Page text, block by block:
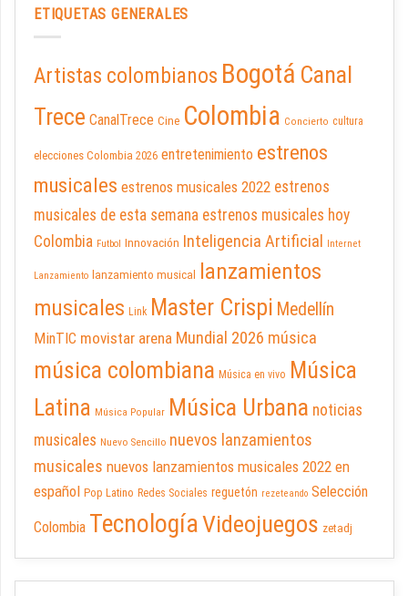
ETIQUETAS GENERALES
Artistas colombianos Bogotá Canal
Trece CanalTrece Cine Colombia Concierto cultura
elecciones Colombia 2026 entretenimiento estrenos
musicales estrenos musicales 2022 estrenos
musicales de esta semana estrenos musicales hoy
Colombia Futbol Innovación Inteligencia Artificial Internet
Lanzamiento lanzamiento musical
lanzamientos
musicales Link Master Crispi Medellín
MinTIC movistar arena Mundial 2026 música
música colombiana Música en vivo Música
Latina Música Popular Música Urbana noticias
musicales Nuevo Sencillo nuevos lanzamientos
musicales nuevos lanzamientos musicales 2022 en
español Pop Latino Redes Sociales reguetón rezeteando Selección
Colombia TecnologíaVideojuegos zetadj